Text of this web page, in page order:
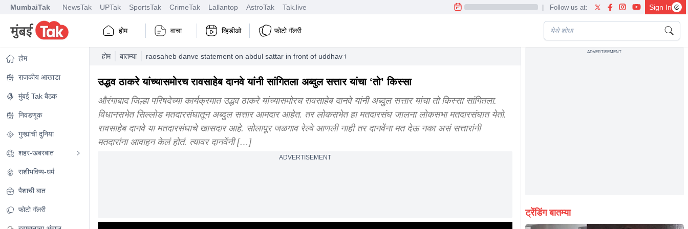
MumbaiTak NewsTak UPTak SportsTak CrimeTak Lallantop AstroTak Tak.live | Follow us at: Sign In
होम वाचा व्हिडीओ फोटो गॅलरी
होम
राजकीय आखाडा
मुंबई Tak बैठक
निवडणूक
गुन्ह्यांची दुनिया
शहर-खबरबात
राशीभविष्य-धर्म
पैशाची बात
फोटो गॅलरी
होम बातम्या raosaheb danve statement on abdul sattar in front of uddhav thackeray in aurangabad
उद्धव ठाकरे यांच्यासमोरच रावसाहेब दानवे यांनी सांगितला अब्दुल सत्तार यांचा ‘तो’ किस्सा
औरंगाबाद जिल्हा परिषदेच्या कार्यक्रमात उद्धव ठाकरे यांच्यासमोरच रावसाहेब दानवे यांनी अब्दुल सत्तार यांचा तो किस्सा सांगितला.
विधानसभेत सिल्लोड मतदारसंघातून अब्दुल सत्तार आमदार आहेत. तर लोकसभेत हा मतदारसंघ जालना लोकसभा मतदारसंघात येतो.
रावसाहेब दानवे या मतदारसंघाचे खासदार आहे. सोलापूर जळगाव रेल्वे आणली नाही तर दानवेंना मत देऊ नका असं सत्तारांनी
मतदारांना आवाहन केलं होतं. त्यावर दानवेंनी […]
ADVERTISEMENT
ADVERTISEMENT
ट्रेंडिंग बातम्या